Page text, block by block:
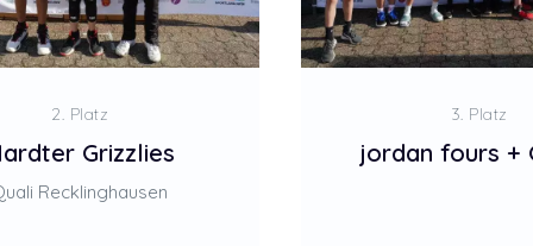
2. Platz
Grizzlies
Recklinghausen
3. Platz
jordan fours +